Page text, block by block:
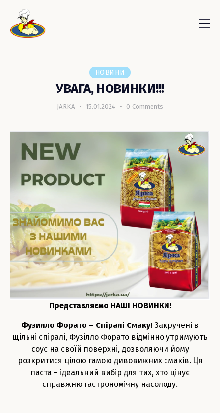
НОВИНИ
УВАГА, НОВИНКИ!!!
JARKA 15.01.2024 0 Comments
Представляємо НАШІ НОВИНКИ!
Фузилло Форато – Спіралі Смаку! Закручені в
щільні спіралі, Фузілло Форато відмінно утримують
соус на своїй поверхні, дозволяючи йому
розкритися цілою гамою дивовижних смаків. Ця
паста – ідеальний вибір для тих, хто цінує
справжню гастрономічну насолоду.